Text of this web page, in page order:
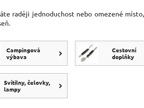
raději jednoduchost nebo omezené
Campingová
výbava
Cestovní
doplňky
Svítilny, čelovky,
lampy